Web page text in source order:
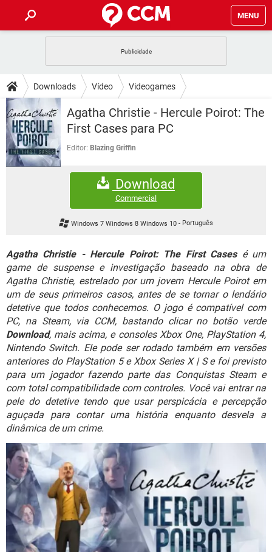
MENU
CELULAR FACEBOOK
OUTLOOK EXCEL
INSTAGRAM GMAIL
GUIA DE COMPRAS
DICAS
JOGOS WHATSAPP
CELULAR
OUTLOOK
INSTAGRAM
DOWNLOADS
JOGOS WHATSAPP
CELULAR
EXCEL
GMAIL
FÓRUM
JOGOS
FACEBOOK
EXCEL
GMAIL
WHATSAPP
INSTAGRAM GMAIL
GUIA DE COMPRAS
Downloads Vídeo Videogames
Agatha Christie - Hercule Poirot: The
First Cases para PC
Editor: Blazing Griffin
Download
Commercial
Windows 7 Windows 8 Windows 10- Português
Agatha Christie - Hercule Poirot: The First Casesé um
game de suspense e investigação baseado na obra de
Agatha Christie, estrelado por um jovem Hercule Poirot em
um de seus primeiros casos, antes de se tornar o lendário
detetive que todos conhecemos. O jogo é compatível com
PC, na Steam, via CCM, bastando clicar no botão verde
Download, mais acima, e consoles Xbox One, PlayStation 4,
Nintendo Switch. Ele pode ser rodado também em versões
anteriores do PlayStation 5 e Xbox Series X | S e foi previsto
para um jogador fazendo parte das Conquistas Steam e
com total compatibilidade com controles. Você vai entrar na
pele do detetive tendo que usar perspicácia e percepção
aguçada para contar uma história enquanto desvela a
dinâmica de um crime.